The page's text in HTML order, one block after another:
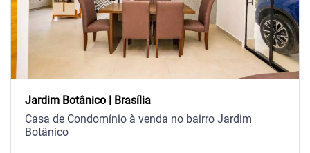
Jardim Botânico | Brasília
Casa de Condomínio à venda no bairro Jardim
Botânico